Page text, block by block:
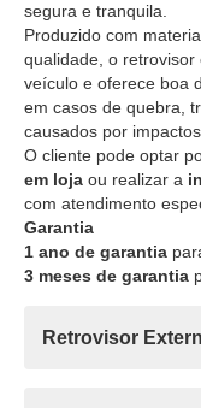
segura e tranquila.
Produzido com
qualidade, o
veículo e oferece boa
em casos de quebra,
causados por impactos.
O cliente pode optar
em loja ou realizar a
com atendimento
Garantia
1 ano de garantia
3 meses de garantia
Retrovisor